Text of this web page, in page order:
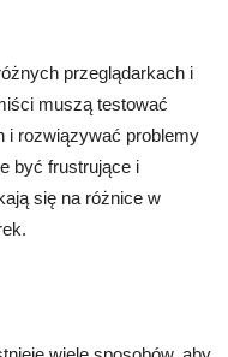
przeglądarkach i
muszą testować
i rozwiązywać problemy
być frustrujące i
się na różnice w